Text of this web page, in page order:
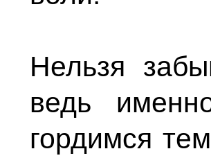
Нельзя
ведь
гордимся